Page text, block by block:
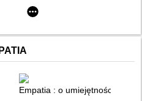
ci nie mówią, (bo często sami nie
- nadwrażliwość, empatia i
Empatia : o umiejętności